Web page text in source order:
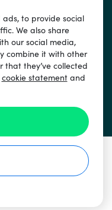
to provide social
We also share
our social media,
combine it with other
that they’ve collected
cookie statementand